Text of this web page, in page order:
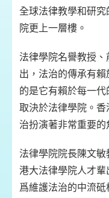
全球法律教學和研
院更上一層樓。
法律學院名譽教授
出，法治的傳承有
的是它有賴於每一
取決於法律學院。
治扮演著非常重要的
法律學院院長陳文
港大法律學院人才
爲維護法治的中流